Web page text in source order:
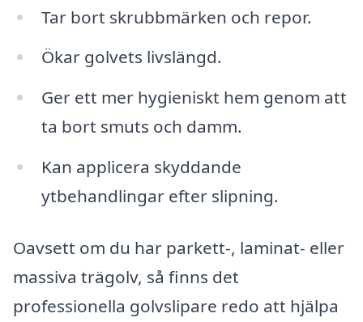
Tar bort skrubbmärken och repor.
Ökar golvets livslängd.
Ger ett mer hygieniskt hem genom att
ta bort smuts och damm.
Kan applicera skyddande
ytbehandlingar efter slipning.
Oavsett om du har parkett-, laminat- eller
massiva trägolv, så finns det
professionella golvslipare redo att hjälpa